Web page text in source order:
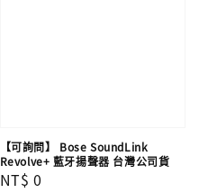
【可詢問】 Bose SoundLink
Revolve+ 藍牙揚聲器 台灣公司貨
Regular
NT$ 0